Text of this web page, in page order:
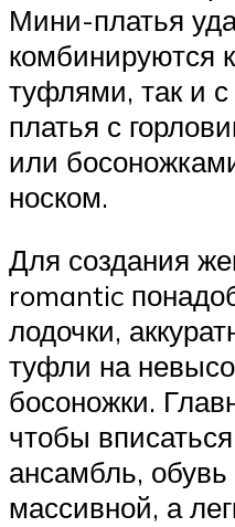
Мини-платья
комбинируются
туфлями, так и
платья с
или
носком.
Для создания
romantic
лодочки,
туфли на
босоножки.
чтобы
ансамбль,
массивной, а